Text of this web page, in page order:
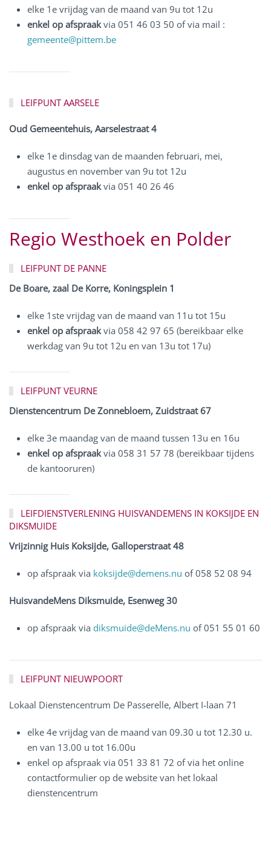
elke 1e vrijdag van de maand van 9u tot 12u
enkel op afspraakvia 051 46 03 50 of via mail :
gemeente@pittem.be
LEIFPUNT AARSELE
Oud Gemeentehuis, Aarselestraat 4
elke 1e dinsdag van de maanden februari, mei,
augustus en november van 9u tot 12u
enkel op afspraakvia 051 40 26 46
Regio Westhoek en Polder
LEIFPUNT DE PANNE
De Boare, zaal De Korre, Koningsplein 1
elke 1ste vrijdag van de maand van 11u tot 15u
enkel op afspraakvia 058 42 97 65 (bereikbaar elke
werkdag van 9u tot 12u en van 13u tot 17u)
LEIFPUNT VEURNE
Dienstencentrum De Zonnebloem, Zuidstraat 67
elke 3e maandag van de maand tussen 13u en 16u
enkel op afspraakvia 058 31 57 78 (bereikbaar tijdens
de kantooruren)
LEIFDIENSTVERLENING HUISVANDEMENS IN KOKSIJDE EN
DIKSMUIDE
Vrijzinnig Huis Koksijde, Galloperstraat 48
op afspraak via koksijde@demens.nu of 058 52 08 94
HuisvandeMens Diksmuide, Esenweg 30
op afspraak via diksmuide@deMens.nu of 051 55 01 60
LEIFPUNT NIEUWPOORT
Lokaal Dienstencentrum De Passerelle, Albert I-laan 71
elke 4e vrijdag van de maand van 09.30 u tot 12.30 u.
en van 13.00 u tot 16.00u
enkel op afspraak via 051 33 81 72 of via het online
contactformulier op de website van het lokaal
dienstencentrum